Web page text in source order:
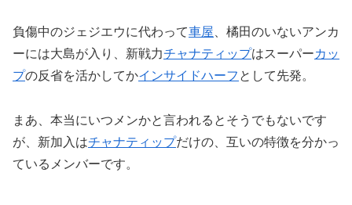
負傷中のジェジエウに代わって車屋 、橘田のいないアンカ
ーには大島が入り、新戦力チャナティップはスーパーカッ
プの反省を活かしてかインサイドハーフ として先発。
まあ、本当にいつメンかと言われるとそうでもないです
が、新加入はチャナティップだけの、互いの特徴を分かっ
ているメンバーです。